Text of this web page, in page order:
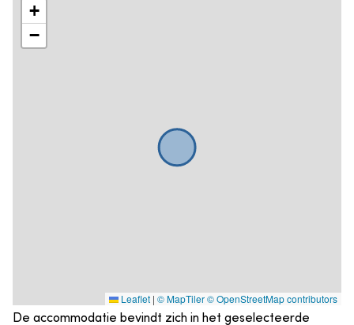
+
−
Leaflet | © MapTiler© OpenStreetMap contributors
De accommodatie bevindt zich in het geselecteerde